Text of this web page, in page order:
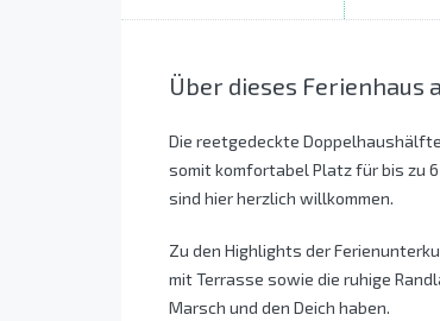
Über dieses Ferienhaus
Die reetgedeckte
somit komfortabel Platz für bis zu
sind hier herzlich willkommen.
Zu den Highlights der
mit Terrasse sowie die ruhige
Marsch und den Deich haben.